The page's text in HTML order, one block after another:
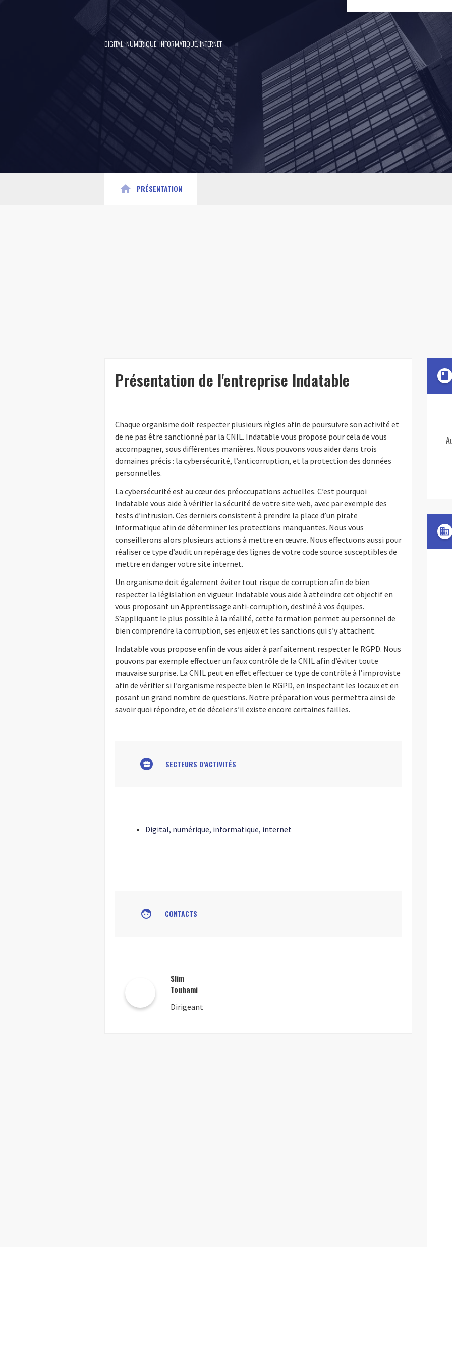
DIGITAL, NUMÉRIQUE, INFORMATIQUE, INTERNET
home PRÉSENTATION
Présentation de l'entreprise Indatable
Chaque organisme doit respecter plusieurs règles afin de poursuivre son activité et
de ne pas être sanctionné par la CNIL. Indatable vous propose pour cela de vous
accompagner, sous différentes manières. Nous pouvons vous aider dans trois
domaines précis : la cybersécurité, l’anticorruption, et la protection des données
personnelles.
La cybersécurité est au cœur des préoccupations actuelles. C’est pourquoi
Indatable vous aide à vérifier la sécurité de votre site web, avec par exemple des
tests d’intrusion. Ces derniers consistent à prendre la place d’un pirate
informatique afin de déterminer les protections manquantes. Nous vous
conseillerons alors plusieurs actions à mettre en œuvre. Nous effectuons aussi pour
réaliser ce type d’audit un repérage des lignes de votre code source susceptibles de
mettre en danger votre site internet.
Un organisme doit également éviter tout risque de corruption afin de bien
respecter la législation en vigueur. Indatable vous aide à atteindre cet objectif en
vous proposant un Apprentissage anti-corruption, destiné à vos équipes.
S’appliquant le plus possible à la réalité, cette formation permet au personnel de
bien comprendre la corruption, ses enjeux et les sanctions qui s’y attachent.
Indatable vous propose enfin de vous aider à parfaitement respecter le RGPD. Nous
pouvons par exemple effectuer un faux contrôle de la CNIL afin d’éviter toute
mauvaise surprise. La CNIL peut en effet effectuer ce type de contrôle à l’improviste
afin de vérifier si l’organisme respecte bien le RGPD, en inspectant les locaux et en
posant un grand nombre de questions. Notre préparation vous permettra ainsi de
savoir quoi répondre, et de déceler s’il existe encore certaines failles.
business_center SECTEURS D’ACTIVITÉS
Digital, numérique, informatique, internet
face CONTACTS
Slim
Touhami
Dirigeant
book
domain